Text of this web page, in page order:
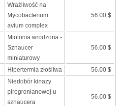
Wrażliwość na
Mycobacterium
avium complex
56.00 $
Miotonia wrodzona -
Sznaucer
miniaturowy
56.00 $
Hipertermia złośliwa 56.00 $
Niedobór kinazy
pirogronianowej u
sznaucera
56.00 $